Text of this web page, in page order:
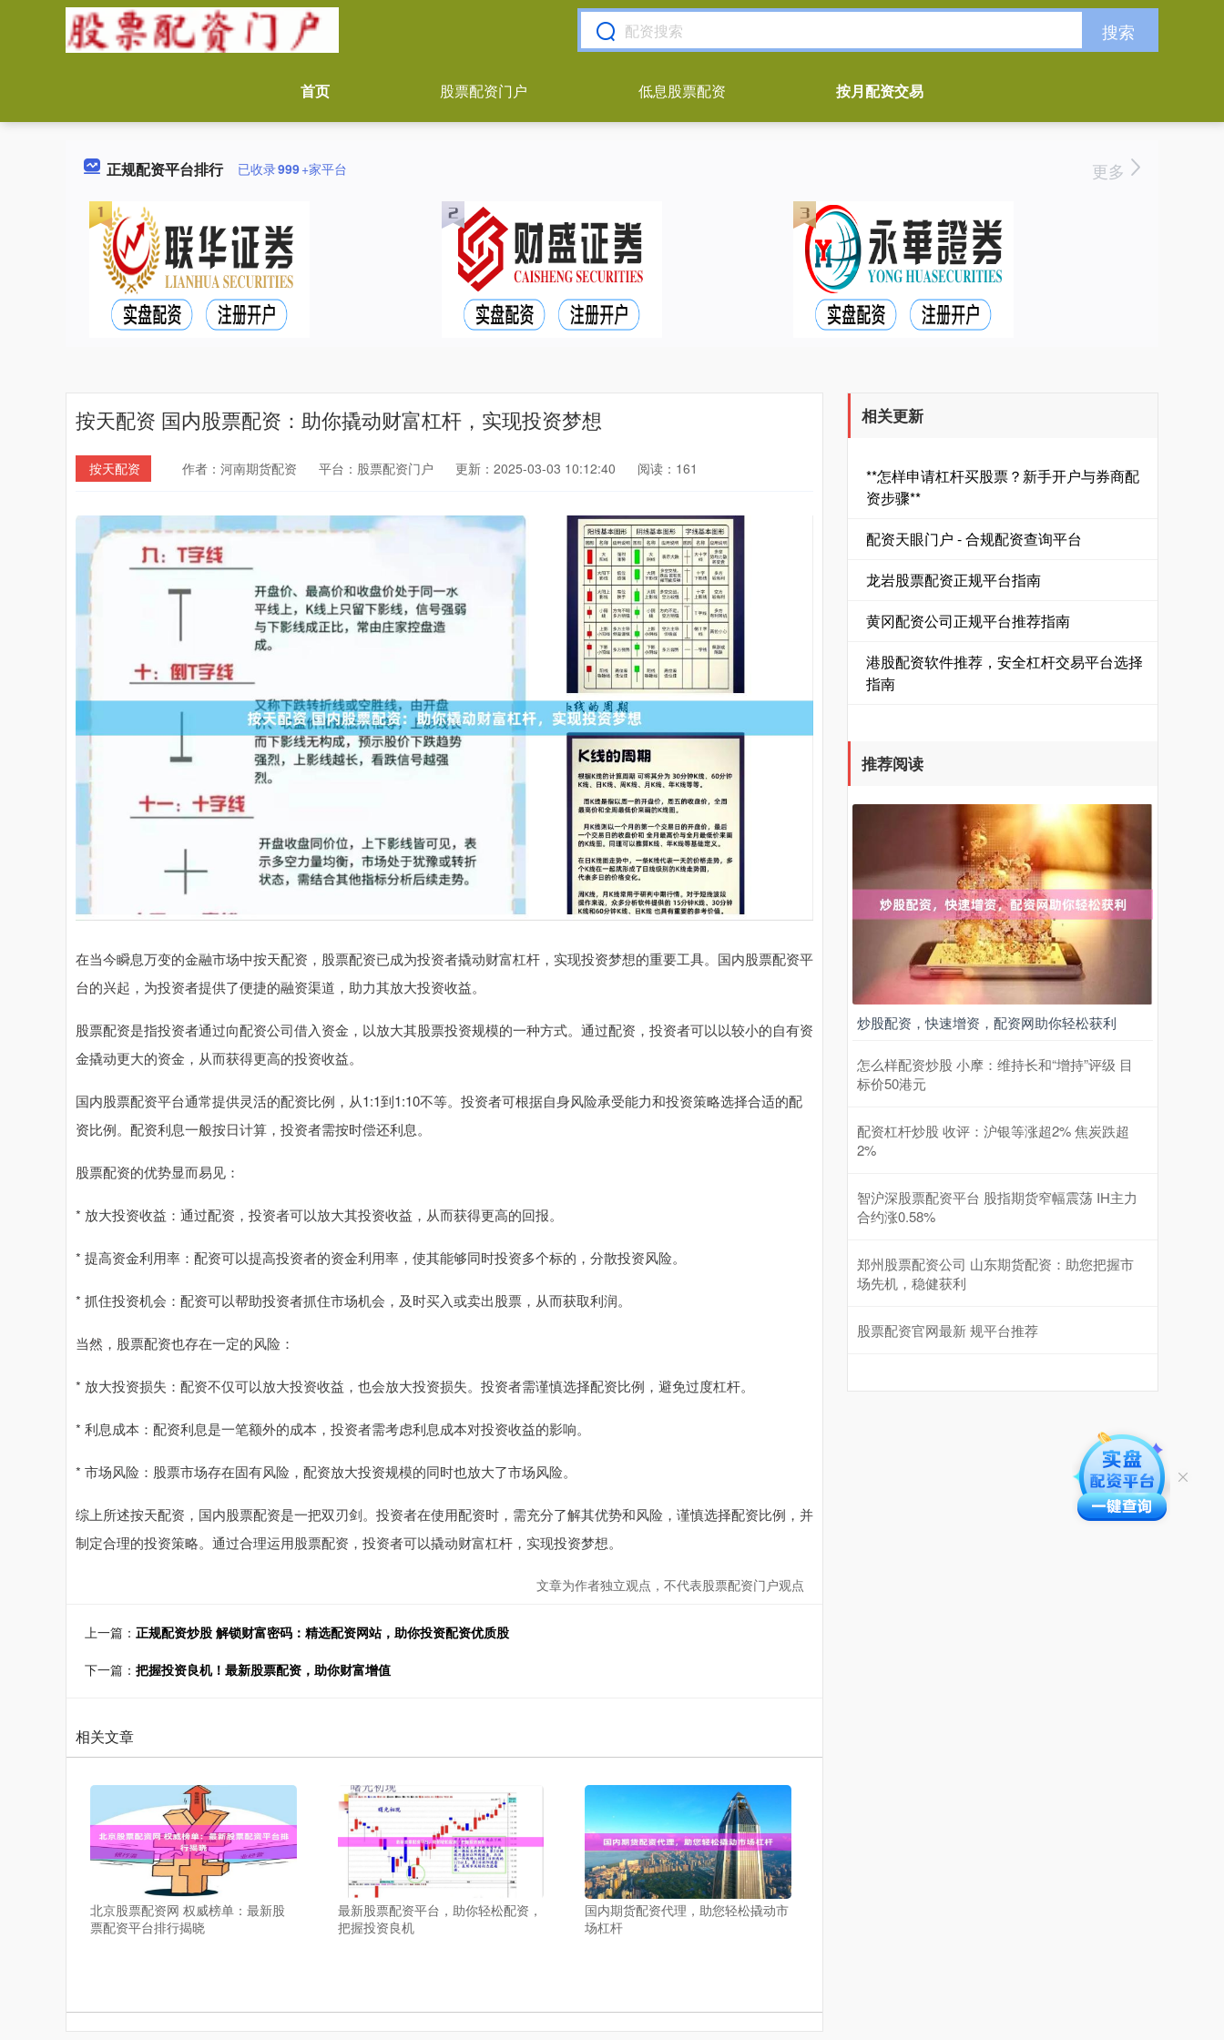
搜索
首页 股票配资门户 低息股票配资 按月配资交易
正规配资平台排行 已收录999+家平台 更多
按天配资 国内股票配资：助你撬动财富杠杆，实现投资梦想
按天配资 作者：河南期货配资 平台：股票配资门户 更新：2025-03-03 10:12:40 阅读：161
在当今瞬息万变的金融市场中按天配资，股票配资已成为投资者撬动财富杠杆，实现投资梦想的重要工具。国内股票配资平
台的兴起，为投资者提供了便捷的融资渠道，助力其放大投资收益。
股票配资是指投资者通过向配资公司借入资金，以放大其股票投资规模的一种方式。通过配资，投资者可以以较小的自有资
金撬动更大的资金，从而获得更高的投资收益。
国内股票配资平台通常提供灵活的配资比例，从1:1到1:10不等。投资者可根据自身风险承受能力和投资策略选择合适的配
资比例。配资利息一般按日计算，投资者需按时偿还利息。
股票配资的优势显而易见：
* 放大投资收益：通过配资，投资者可以放大其投资收益，从而获得更高的回报。
* 提高资金利用率：配资可以提高投资者的资金利用率，使其能够同时投资多个标的，分散投资风险。
* 抓住投资机会：配资可以帮助投资者抓住市场机会，及时买入或卖出股票，从而获取利润。
当然，股票配资也存在一定的风险：
* 放大投资损失：配资不仅可以放大投资收益，也会放大投资损失。投资者需谨慎选择配资比例，避免过度杠杆。
* 利息成本：配资利息是一笔额外的成本，投资者需考虑利息成本对投资收益的影响。
* 市场风险：股票市场存在固有风险，配资放大投资规模的同时也放大了市场风险。
综上所述按天配资，国内股票配资是一把双刃剑。投资者在使用配资时，需充分了解其优势和风险，谨慎选择配资比例，并
制定合理的投资策略。通过合理运用股票配资，投资者可以撬动财富杠杆，实现投资梦想。
文章为作者独立观点，不代表股票配资门户观点
上一篇： 正规配资炒股 解锁财富密码：精选配资网站，助你投资配资优质股
下一篇： 把握投资良机！最新股票配资，助你财富增值
相关文章
北京股票配资网 权威榜单：最新股
票配资平台排行揭晓
最新股票配资平台，助你轻松配资，
把握投资良机
国内期货配资代理，助您轻松撬动市
场杠杆
相关更新
**怎样申请杠杆买股票？新手开户与券商配
资步骤**
配资天眼门户 - 合规配资查询平台
龙岩股票配资正规平台指南
黄冈配资公司正规平台推荐指南
港股配资软件推荐，安全杠杆交易平台选择
指南
推荐阅读
炒股配资，快速增资，配资网助你轻松获利
怎么样配资炒股 小摩：维持长和“增持”评级 目
标价50港元
配资杠杆炒股 收评：沪银等涨超2% 焦炭跌超
2%
智沪深股票配资平台 股指期货窄幅震荡 IH主力
合约涨0.58%
郑州股票配资公司 山东期货配资：助您把握市
场先机，稳健获利
股票配资官网最新 规平台推荐